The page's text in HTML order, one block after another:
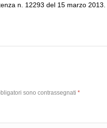
n. 12293 del 15 marzo
sono contrassegnati*